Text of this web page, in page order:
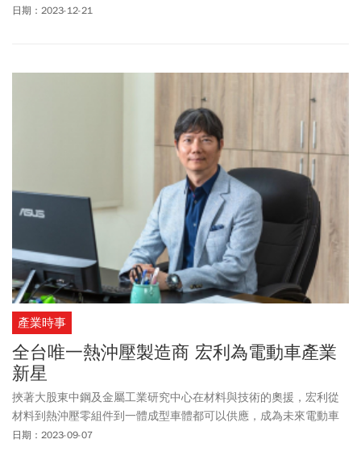
Q1就會完工，Q2就能開始少量生產。
日期：2023-12-21
產業時事
全台唯一熱沖壓製造商 宏利為電動車產業
新星
挾著大股東中鋼及金屬工業研究中心在材料與技術的奧援，宏利從
材料到熱沖壓零組件到一體成型車體都可以供應，成為未來電動車
產業閃耀的新星之一。
日期：2023-09-07